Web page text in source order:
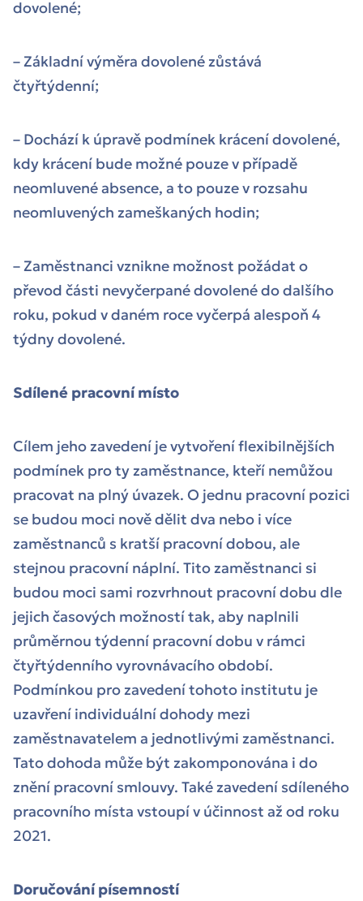
dovolené;
– Základní výměra dovolené zůstává
čtyřtýdenní;
– Dochází k úpravě podmínek krácení dovolené,
kdy krácení bude možné pouze v případě
neomluvené absence, a to pouze v rozsahu
neomluvených zameškaných hodin;
– Zaměstnanci vznikne možnost požádat o
převod části nevyčerpané dovolené do dalšího
roku, pokud v daném roce vyčerpá alespoň 4
týdny dovolené.
Sdílené pracovní místo
Cílem jeho zavedení je vytvoření flexibilnějších
podmínek pro ty zaměstnance, kteří nemůžou
pracovat na plný úvazek. O jednu pracovní pozici
se budou moci nově dělit dva nebo i více
zaměstnanců s kratší pracovní dobou, ale
stejnou pracovní náplní. Tito zaměstnanci si
budou moci sami rozvrhnout pracovní dobu dle
jejich časových možností tak, aby naplnili
průměrnou týdenní pracovní dobu v rámci
čtyřtýdenního vyrovnávacího období.
Podmínkou pro zavedení tohoto institutu je
uzavření individuální dohody mezi
zaměstnavatelem a jednotlivými zaměstnanci.
Tato dohoda může být zakomponována i do
znění pracovní smlouvy. Také zavedení sdíleného
pracovního místa vstoupí v účinnost až od roku
2021.
Doručování písemností